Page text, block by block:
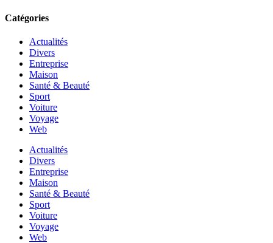
Catégories
Actualités
Divers
Entreprise
Maison
Santé & Beauté
Sport
Voiture
Voyage
Web
Actualités
Divers
Entreprise
Maison
Santé & Beauté
Sport
Voiture
Voyage
Web